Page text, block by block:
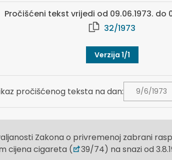
Pročišćeni tekst vrijedi od 09.06.1973. do
32/1973
Verzija 1/1
pročišćenog teksta na dan:
Zakona o privremenoj zabrani
cijena cigareta (
39/74) na snazi od